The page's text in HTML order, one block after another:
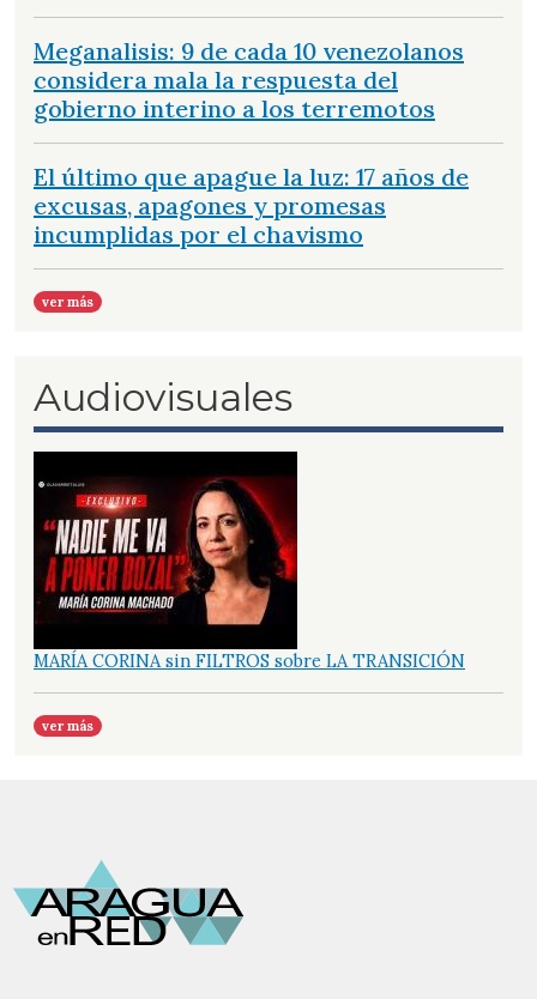
Meganalisis: 9 de cada 10 venezolanos
considera mala la respuesta del
gobierno interino a los terremotos
El último que apague la luz: 17 años de
excusas, apagones y promesas
incumplidas por el chavismo
ver más
Audiovisuales
MARÍA CORINA sin FILTROS sobre LA TRANSICIÓN
ver más